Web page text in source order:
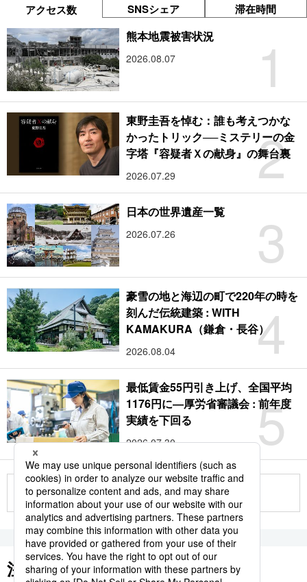
アクセス数 SNSシェア 滞在時間
1
熊本地震被害状況
2026.08.07
2
東野圭吾を悼む：誰も考えつかな
かったトリック──ミステリーの金
字塔『容疑者Ｘの献身』の舞台裏
2026.07.29
3
日本の世界遺産一覧
2026.07.26
4
豪雪の地と海辺の町で220年の時を
刻んだ伝統建築 : WITH
KAMAKURA（鎌倉・長谷）
2026.08.04
5
最低賃金55円引き上げ、全国平均
1176円に―厚労省審議会 : 前年度
実績を下回る
2026.07.30
もっと見る
注目のキーワード